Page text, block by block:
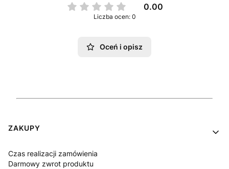
0.00
Liczba ocen: 0
Oceń i opisz
Linki w stopce
ZAKUPY
Czas realizacji zamówienia
Darmowy zwrot produktu